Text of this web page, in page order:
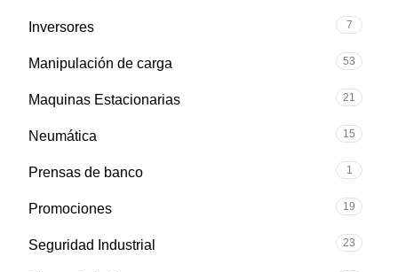
Inversores 7
Manipulación de carga 53
Maquinas Estacionarias 21
Neumática 15
Prensas de banco 1
Promociones 19
Seguridad Industrial 23